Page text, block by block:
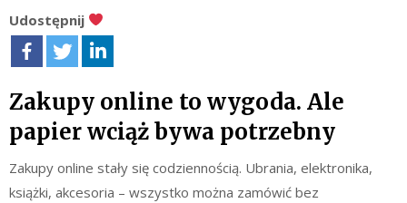
Udostępnij
Zakupy online to wygoda. Ale
papier wciąż bywa potrzebny
Zakupy online stały się codziennością. Ubrania, elektronika,
książki, akcesoria – wszystko można zamówić bez